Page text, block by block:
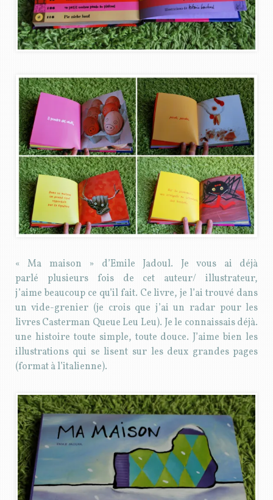
« Ma maison » d’Emile Jadoul. Je vous ai déjà
parlé plusieurs fois de cet auteur/ illustrateur,
j’aime beaucoup ce qu’il fait. Ce livre, je l’ai trouvé dans
un vide-grenier (je crois que j’ai un radar pour les
livres Casterman Queue Leu Leu). Je le connaissais déjà.
une histoire toute simple, toute douce. J’aime bien les
illustrations qui se lisent sur les deux grandes pages
(format à l’italienne).